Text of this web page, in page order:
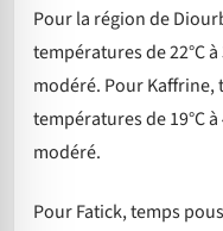
Pour la région de
températures de 22°C
modéré. Pour Kaffrine,
températures de 19°C
modéré.
Pour Fatick, temps